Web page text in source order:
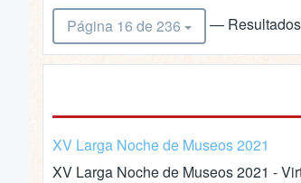
Página 16 de 236 —
XV Larga Noche de Museos 2021
XV Larga Noche de Museos 2021 -